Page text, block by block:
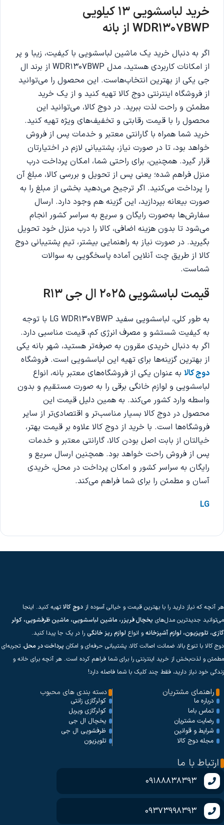
خرید لباسشویی 13 کیلویی
WDR1307BWP از بانه
اگر به دنبال خرید یک ماشین لباسشویی با کیفیت، زیبا و پر
از امکانات کاربردی هستید، مدل WDR1307BWP از برند ال
جی یکی از بهترین انتخاب‌هاست. این محصول را می‌توانید
از فروشگاه اینترنتی دوج کالا تهیه کنید و از یک خرید
مطمئن و راحت لذت ببرید. در دوج کالا، می‌توانید این
محصول را با قیمت رقابتی و تخفیف‌های ویژه تهیه کنید.
خرید شما همراه با گارانتی معتبر و خدمات پس از فروش
خواهد بود، تا در صورت نیاز، پشتیبانی لازم در اختیارتان
قرار گیرد. همچنین، برای راحتی شما، امکان پرداخت درب
منزل فراهم شده؛ یعنی پس از تحویل و بررسی کالا، مبلغ آن
را پرداخت می‌کنید. اگر ترجیح می‌دهید بخشی از مبلغ را به
صورت بیعانه بپردازید، این گزینه هم وجود دارد. ارسال
سفارش‌ها به‌صورت رایگان و سریع به سراسر کشور انجام
می‌شود تا بدون هزینه اضافی، کالا را درب منزل خود تحویل
بگیرید. در صورت نیاز به راهنمایی بیشتر، تیم پشتیبانی دوج
کالا از طریق چت آنلاین آماده پاسخگویی به سوالات
شماست.
قیمت لباسشویی 2025 ال جی R13
به طور کلی، لباسشویی سفید LG WDR1307BWP با توجه
به کیفیت شستشو و مصرف انرژی کم، قیمت مناسبی دارد.
اگر به دنبال خریدی مقرون‌ به‌ صرفه‌تر هستید، شهر بانه یکی
از بهترین گزینه‌ها برای تهیه این لباسشویی است. فروشگاه
دوج کالا به عنوان یکی از فروشگاه‌های معتبر بانه، انواع
لباسشویی و لوازم خانگی برقی را به صورت مستقیم و بدون
واسطه وارد کشور می‌کند. به همین دلیل قیمت این
محصول در دوج کالا بسیار مناسب‌تر و اقتصادی‌تر از سایر
فروشگاه‌ها است. با خرید از دوج کالا علاوه بر قیمت بهتر،
خیالتان از بابت اصل بودن کالا، گارانتی معتبر و خدمات
پس از فروش راحت خواهد بود. همچنین ارسال سریع و
رایگان به سراسر کشور و امکان پرداخت در محل، خریدی
آسان و مطمئن را برای شما فراهم می‌کند.
LG
هر آنچه که نیاز دارید را با بهترین قیمت و خیالی آسوده از دوج کالاتهیه کنید. اینجا
می‌توانید جدیدترین مدل‌های یخچال فریزر، ماشین لباسشویی، ماشین ظرفشویی، کولر
گازی، تلویزیون، لوازم آشپزخانه و انواع لوازم ریز خانگی را در یک جا پیدا کنید.
دوج کالا با تنوع بالا، ضمانت اصالت کالا، پشتیبانی حرفه‌ای و امکان پرداخت در محل، تجربه‌ای
مطمئن و لذت‌بخش از خرید اینترنتی را برای شما فراهم کرده است. هر آنچه برای خانه و
زندگی خود نیاز دارید، فقط چند کلیک با شما فاصله دارد!
راهنمای مشتریان
درباره ما
تماس باما
رضایت مشتریان
شرایط و قوانین
مجله دوج کالا
دسته بندی های محبوب
کولرگازی زانتی
کولرگازی ویربل
یخچال ال جی
ظرفشویی ال جی
تلویزیون
ارتباط با ما
09188838393
09373998393